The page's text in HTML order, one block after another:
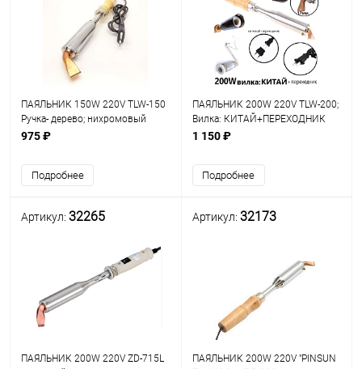
ПАЯЛЬНИК 150W 220V TLW-150
Ручка- дерево; нихромовый
нагреват; медн.загнутое жало (в
скор.разогрева: 3-5мин
PROFESSIONAL TOOL Эл*1
975 ₽
Подробнее
ПАЯЛЬНИК 200W 220V TLW-200;
Вилка: КИТАЙ+ПЕРЕХОДНИК
Ручка- дерево; нихромовый
форме "лопатки", "клина");
скор.разогр
1 150 ₽
Подробнее
Артикул: 32265
ПАЯЛЬНИК 200W 220V ZD-715L
Артикул: 32173
ПАЯЛЬНИК 200W 220V "PINSUN